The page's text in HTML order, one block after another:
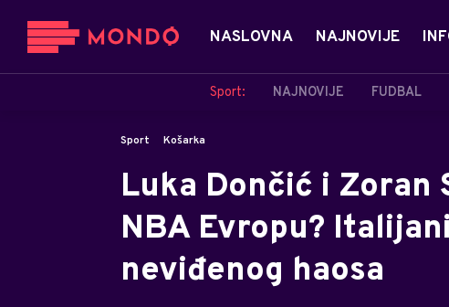
NASLOVNA NAJNOVIJE
Sport: NAJNOVIJE FUDBAL
Sport Košarka
Luka Dončić i Zoran
NBA Evropu?
neviđenog haosa